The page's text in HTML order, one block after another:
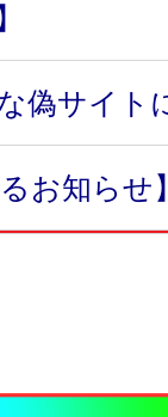
偽サイト
お知らせ